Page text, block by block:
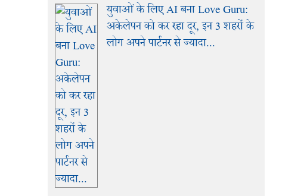
युवाओं के लिए AI बना Love Guru:
अकेलेपन को कर रहा दूर, इन 3 शहरों के
लोग अपने पार्टनर से ज्यादा...